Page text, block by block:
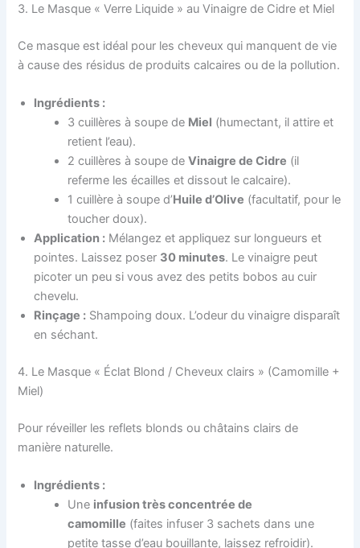
3. Le Masque « Verre Liquide » au Vinaigre de Cidre et Miel
Ce masque est idéal pour les cheveux qui manquent de vie
à cause des résidus de produits calcaires ou de la pollution.
Ingrédients :
3 cuillères à soupe de Miel (humectant, il attire et
retient l’eau).
2 cuillères à soupe deVinaigre de Cidre (il
referme les écailles et dissout le calcaire).
1 cuillère à soupe d’Huile d’Olive (facultatif, pour le
toucher doux).
Application : Mélangez et appliquez sur longueurs et
pointes. Laissez poser 30 minutes. Le vinaigre peut
picoter un peu si vous avez des petits bobos au cuir
chevelu.
Rinçage : Shampoing doux. L’odeur du vinaigre disparaît
en séchant.
4. Le Masque « Éclat Blond / Cheveux clairs » (Camomille +
Miel)
Pour réveiller les reflets blonds ou châtains clairs de
manière naturelle.
Ingrédients :
Une infusion très concentrée de
camomille (faites infuser 3 sachets dans une
petite tasse d’eau bouillante, laissez refroidir).